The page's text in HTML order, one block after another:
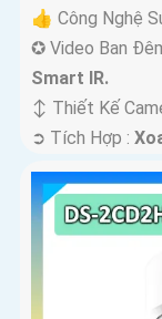
👍 Công Nghệ
✪ Video Ban
Smart IR.
↕️ Thiết Kế
️➲ Tích Hợp :